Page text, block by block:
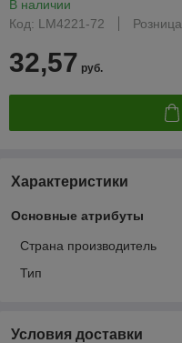
В наличии
Код: LM4221-72
Розница
32,57 руб.
Характеристики
Основные атрибуты
Страна производитель
Тип
Условия доставки